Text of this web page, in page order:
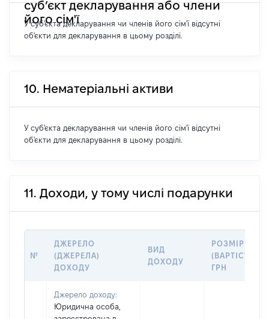
суб’єкт декларування або члени
його сім'ї
У суб'єкта декларування чи членів його сім'ї відсутні
об'єкти для декларування в цьому розділі.
10. Нематеріальні активи
У суб'єкта декларування чи членів його сім'ї відсутні
об'єкти для декларування в цьому розділі.
11. Доходи, у тому числі подарунки
№
ДЖЕРЕЛО
(ДЖЕРЕЛА)
ДОХОДУ
ВИД
ДОХОДУ
РОЗМІР
(ВАРТІСТЬ),
ГРН
Джерело доходу:
Юридична особа,